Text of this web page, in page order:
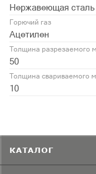
Нержавеющая сталь
Горючий газ
Ацетилен
Толщина разрезаемого
50
Толщина свариваемого
10
КАТАЛОГ